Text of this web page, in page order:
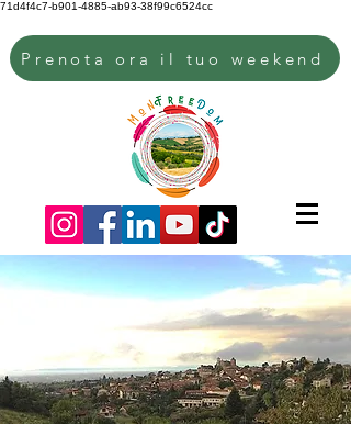
71d4f4c7-b901-4885-ab93-38f99c6524cc
Prenota ora il tuo weekend